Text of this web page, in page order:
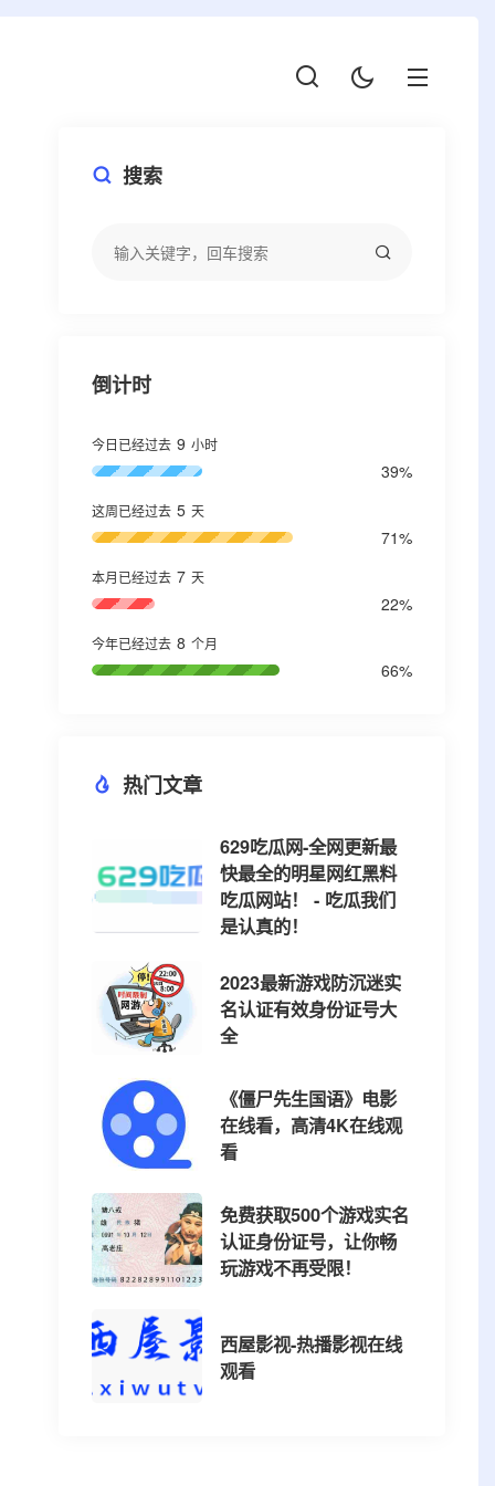
搜索
倒计时
今日已经过去 9 小时
39%
这周已经过去 5 天
71%
本月已经过去 7 天
22%
今年已经过去 8 个月
66%
热门文章
629吃瓜网-全网更新最
快最全的明星网红黑料
吃瓜网站！ - 吃瓜我们
是认真的！
2023最新游戏防沉迷实
名认证有效身份证号大
全
《僵尸先生国语》电影
在线看，高清4K在线观
看
免费获取500个游戏实名
认证身份证号，让你畅
玩游戏不再受限！
西屋影视-热播影视在线
观看